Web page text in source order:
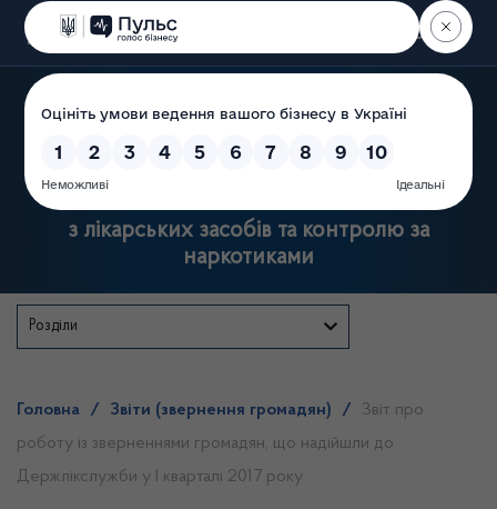
Пошук
Державна служба України
з лікарських засобів та контролю за
наркотиками
Розділи
Головна / Звіти (звернення громадян) /
Звіт про
роботу із зверненнями громадян, що надійшли до
Держлікслужби у І кварталі 2017 року